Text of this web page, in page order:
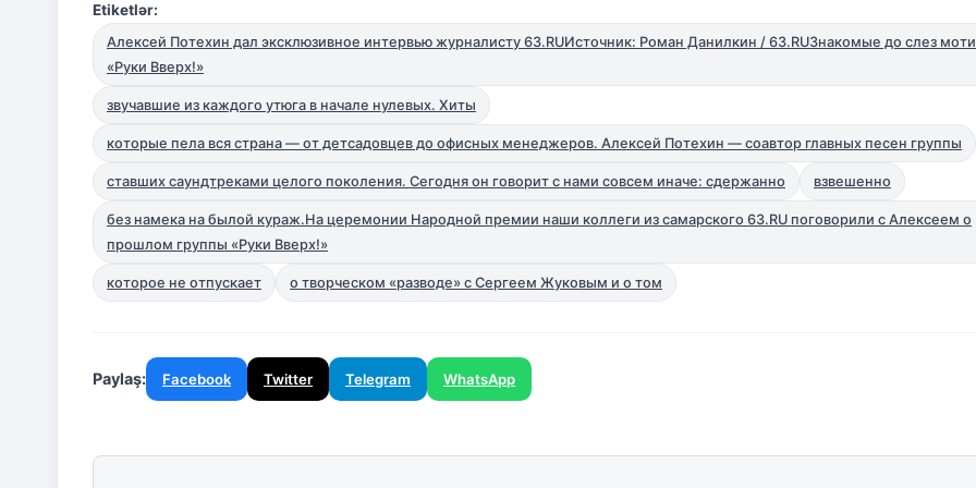
Etiketlər:
Алексей Потехин дал эксклюзивное интервью журналисту 63.RUИсточник: Роман Данилкин / 63.RUЗнакомые до слез
«Руки Вверх!»
звучавшие из каждого утюга в начале нулевых. Хиты
которые пела вся страна — от детсадовцев до офисных менеджеров. Алексей Потехин — соавтор главных песен группы
ставших саундтреками целого поколения. Сегодня он говорит с нами совсем иначе: сдержанно взвешенно
без намека на былой кураж.На церемонии Народной премии наши коллеги из самарского 63.RU поговорили с Алексеем о
прошлом группы «Руки Вверх!»
которое не отпускает о творческом «разводе» с Сергеем Жуковым и о том
Paylaş: Facebook Twitter Telegram WhatsApp